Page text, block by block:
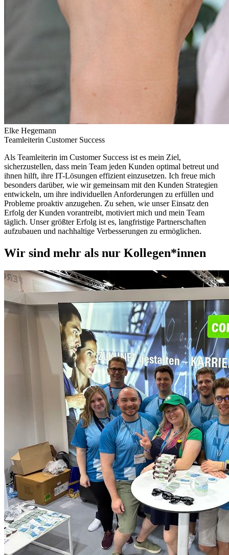
Elke Hegemann
Teamleiterin Customer Success
Als Teamleiterin im Customer Success ist es mein Ziel,
sicherzustellen, dass mein Team jeden Kunden optimal betreut und
ihnen hilft, ihre IT-Lösungen effizient einzusetzen. Ich freue mich
besonders darüber, wie wir gemeinsam mit den Kunden Strategien
entwickeln, um ihre individuellen Anforderungen zu erfüllen und
Probleme proaktiv anzugehen. Zu sehen, wie unser Einsatz den
Erfolg der Kunden vorantreibt, motiviert mich und mein Team
täglich. Unser größter Erfolg ist es, langfristige Partnerschaften
aufzubauen und nachhaltige Verbesserungen zu ermöglichen.
Wir sind mehr als nur Kollegen*innen